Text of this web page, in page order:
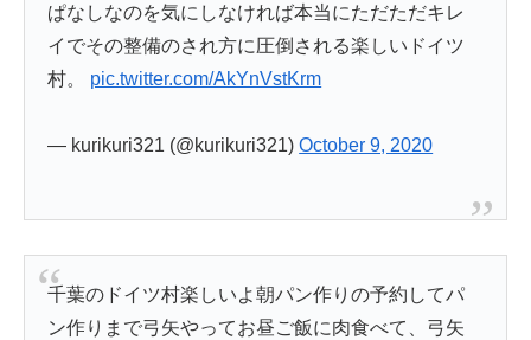
ぱなしなのを気にしなければ本当にただただキレ
イでその整備のされ方に圧倒される楽しいドイツ
村。 pic.twitter.com/AkYnVstKrm
— kurikuri321 (@kurikuri321)October 9, 2020
千葉のドイツ村楽しいよ朝パン作りの予約してパ
ン作りまで弓矢やってお昼ご飯に肉食べて、弓矢